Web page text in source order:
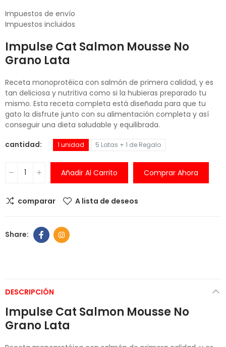
Impuestos de envío
Impuestos incluidos
Impulse Cat Salmon Mousse No
Grano Lata
Receta monoprotéica con salmón de primera calidad, y es
tan deliciosa y nutritiva como si la hubieras preparado tu
mismo. Esta receta completa está diseñada para que tu
gato la disfrute junto con su alimentación completa y así
conseguir una dieta saludable y equilibrada.
cantidad
1 unidad 5 Latas + 1 de Regalo
Añadir Al Carrito Comprar Ahora
comparar A lista de deseos
DESCRIPCIÓN
Impulse Cat Salmon Mousse No
Grano Lata